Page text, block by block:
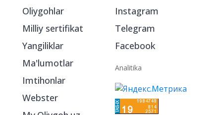
Oliygohlar
Milliy sertifikat
Yangiliklar
Ma'lumotlar
Imtihonlar
Webster
Instagram
Telegram
Facebook
Analitika